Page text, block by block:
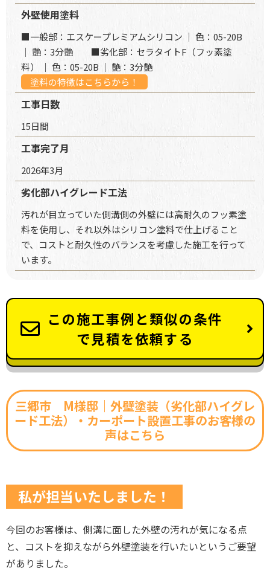
外壁使用塗料
■一般部：エスケープレミアムシリコン ｜ 色：05-20B
｜ 艶：3分艶 ■劣化部：セラタイトF（フッ素塗
料） ｜ 色：05-20B ｜ 艶：3分艶
塗料の特徴はこちらから！
工事日数
15日間
工事完了月
2026年3月
劣化部ハイグレード工法
汚れが目立っていた側溝側の外壁には高耐久のフッ素塗
料を使用し、それ以外はシリコン塗料で仕上げること
で、コストと耐久性のバランスを考慮した施工を行って
います。
この施工事例と類似の条件
で見積を依頼する
三郷市 M様邸｜外壁塗装（劣化部ハイグレ
ード工法）・カーポート設置工事のお客様の
声はこちら
私が担当いたしました！
今回のお客様は、側溝に面した外壁の汚れが気になる点
と、コストを抑えながら外壁塗装を行いたいというご要望
がありました。